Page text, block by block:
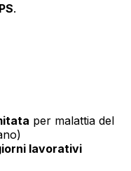
.
per malattia del
lavorativi